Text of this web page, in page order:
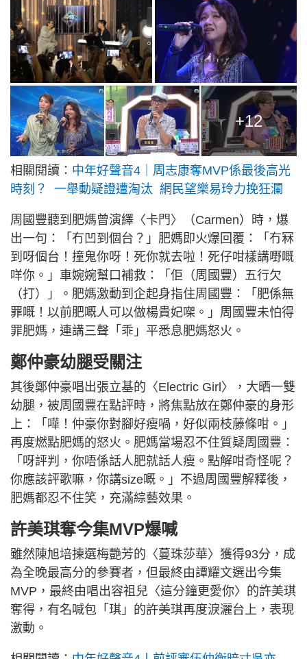
+12
相關閱讀： 中年好聲音4｜周志康奪MVP係最後高光
時刻？ 一舉動疑證遭淘汰 網民望樂易玲力挽狂瀾
周國豐聽到肥媽曾演繹〈卡門〉（Carmen）時，爆
出一句：「冇凹到個台？」肥媽即火爆回覆：「冇冧
到呀個台！撞鬼你呀！死你就去啦！死仔咁樣講嘢嘅
咩你。」車婉婉幫口補救：「佢（周國豐）五行欠
（打）」。肥媽激動到企起身指住周國豐：「肥係無
罪嘅！以前肥嘅人可以做楊貴妃㗎。」周國豐未怕得
罪肥媽，連講三聲「乖」平悉息肥媽怒火。
鄭仲豪幼腿受關注
其後鄭仲豪唱出張立基的〈Electric Girl〉，大晒一雙
幼腿，被周國豐在點評時，將焦點放在鄭仲豪的身形
上：「嘩！仲豪你對腳好瘦喎，好似兩枝藤條咁。」
再度燃點肥媽的怒火。肥媽當場忍不住質疑周國豐：
「呀評判，你唔係話人肥就話人瘦。點解咁奇怪呢？
你應該評歌嘛，你講size嘅。」不過周國豐解釋後，
肥媽都忍不住笑，充滿綜藝效果。
許美琪奪今集MVP爆喊
雖然陳旭培揀選梅艷芳的〈蔓珠莎華〉獲得93分，成
為全晚最高分的參賽者，但最終由譚耀文選出今集
MVP，最終由唱出容祖兒〈這分鐘更愛你〉的許美琪
奪得，有名喊包「琪」的許美琪再度淚灑台上，表現
激動。